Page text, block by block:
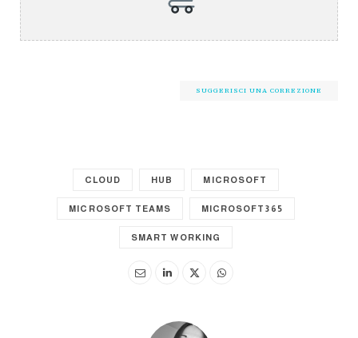
SUGGERISCI UNA CORREZIONE
CLOUD HUB MICROSOFT
MICROSOFT TEAMS MICROSOFT365
SMART WORKING